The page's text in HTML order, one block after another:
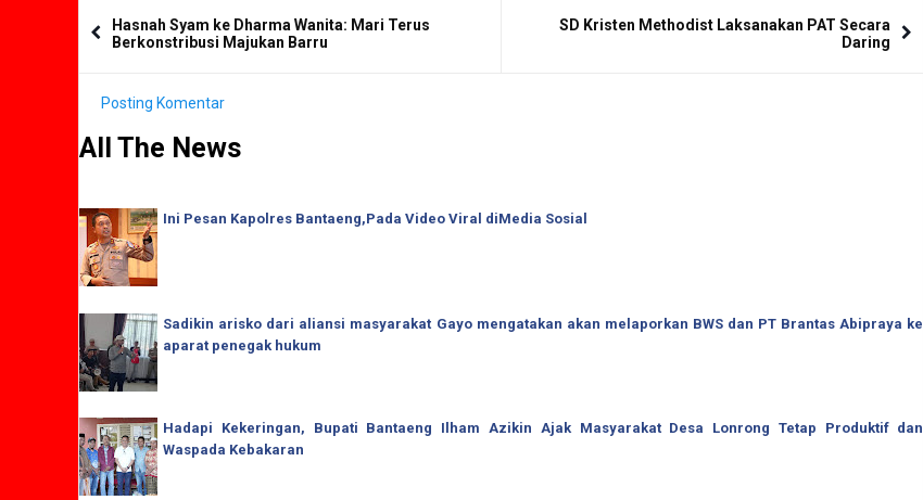
Hasnah Syam ke Dharma Wanita: Mari Terus
Berkonstribusi Majukan Barru
SD Kristen Methodist Laksanakan PAT Secara
Daring
Posting Komentar
All The News
Ini Pesan Kapolres Bantaeng,Pada Video Viral diMedia Sosial
Sadikin arisko dari aliansi masyarakat Gayo mengatakan akan melaporkan BWS dan PT Brantas Abipraya ke
aparat penegak hukum
Hadapi Kekeringan, Bupati Bantaeng Ilham Azikin Ajak Masyarakat Desa Lonrong Tetap Produktif dan
Waspada Kebakaran